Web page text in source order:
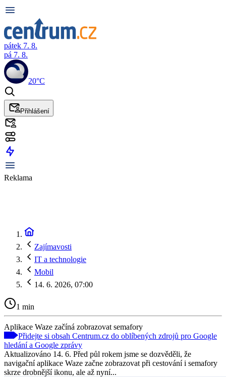
pátek 7. 8.
pá 7. 8.
20°C
Přihlášení
Reklama
Zajímavosti
IT a technologie
Mobil
14. 6. 2026, 07:00
1 min
Aplikace Waze začíná zobrazovat semafory
Přidejte si obsah Centrum.cz do oblíbených zdrojů pro Google
hledání a Google zprávy
Aktualizováno 14. 6. Před půl rokem jsme se dozvěděli, že
navigační aplikace Waze začne zobrazovat při cestování i semafory
skrze drobnější ikonu, ale až nyní...